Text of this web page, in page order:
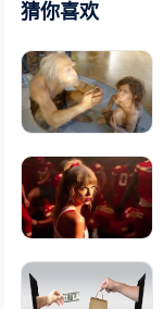
猜你喜欢